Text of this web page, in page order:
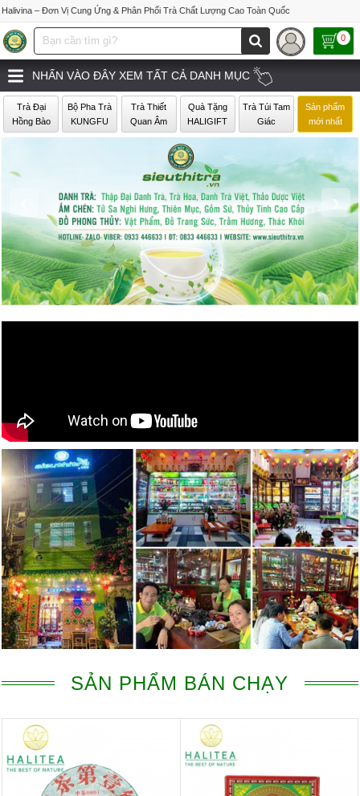
Halivina – Đơn Vị Cung Ứng & Phân Phối Trà Chất Lượng Cao Toàn Quốc
0
NHẤN VÀO ĐÂY XEM TẤT CẢ DANH MỤC
Trà Đại
Hồng Bào
Bộ Pha Trà
KUNGFU
Trà Thiết
Quan Âm
Quà Tặng
HALIGIFT
Trà Túi Tam
Giác
Sản phẩm
mới nhất
›
SẢN PHẨM BÁN CHẠY